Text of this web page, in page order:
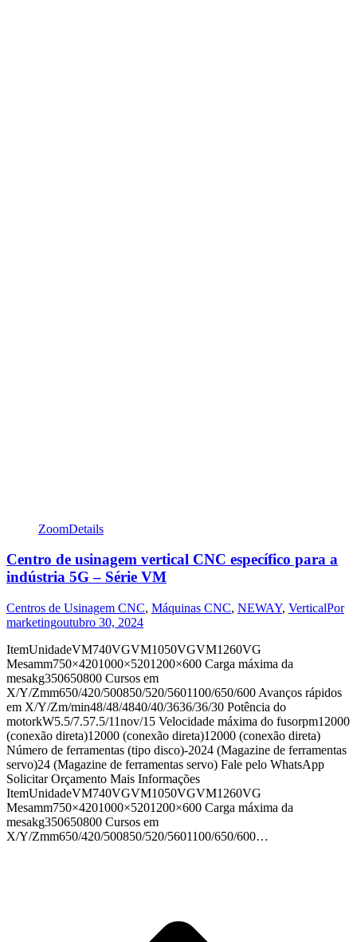
ZoomDetails
Centro de usinagem vertical CNC específico para a
indústria 5G – Série VM
Centros de Usinagem CNC, Máquinas CNC, NEWAY, VerticalPor
marketingoutubro 30, 2024
ItemUnidadeVM740VGVM1050VGVM1260VG
Mesamm750×4201000×5201200×600 Carga máxima da
mesakg350650800 Cursos em
X/Y/Zmm650/420/500850/520/5601100/650/600 Avanços rápidos
em X/Y/Zm/min48/48/4840/40/3636/36/30 Potência do
motorkW5.5/7.57.5/11nov/15 Velocidade máxima do fusorpm12000
(conexão direta)12000 (conexão direta)12000 (conexão direta)
Número de ferramentas (tipo disco)-2024 (Magazine de ferramentas
servo)24 (Magazine de ferramentas servo) Fale pelo WhatsApp
Solicitar Orçamento Mais Informações
ItemUnidadeVM740VGVM1050VGVM1260VG
Mesamm750×4201000×5201200×600 Carga máxima da
mesakg350650800 Cursos em
X/Y/Zmm650/420/500850/520/5601100/650/600…